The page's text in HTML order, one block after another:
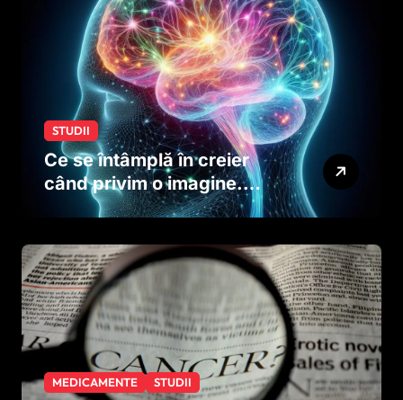
STUDII
Ce se întâmplă în creier
când privim o imagine.
Studiul care explică rolul
MEDICAMENTE STUDII